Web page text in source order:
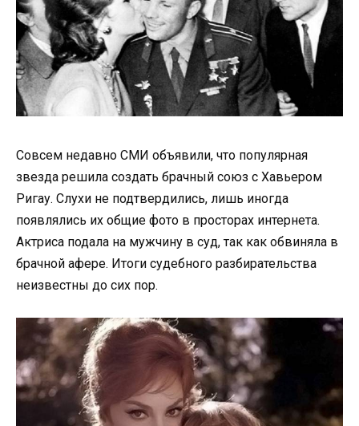
Совсем недавно СМИ объявили, что популярная
звезда решила создать брачный союз с Хавьером
Ригау. Слухи не подтвердились, лишь иногда
появлялись их общие фото в просторах интернета.
Актриса подала на мужчину в суд, так как обвиняла в
брачной афере. Итоги судебного разбирательства
неизвестны до сих пор.